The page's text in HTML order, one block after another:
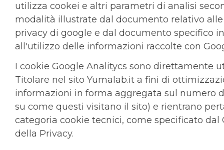
utilizza cookei e altri parametri di analisi
modalità illustrate dal documento relativo
privacy di google e dal documento specifico
all'utilizzo delle informazioni raccolte con
I cookie Google Analitycs sono direttamente
Titolare nel sito Yumalab.it a fini di
informazioni in forma aggregata sul numero
su come questi visitano il sito) e rientrano
categoria cookie tecnici, come specificato dal
della Privacy.